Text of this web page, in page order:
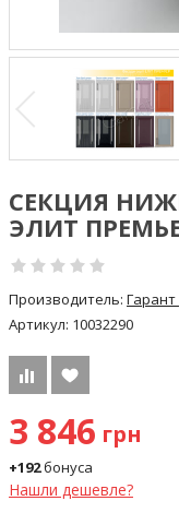
СЕКЦИЯ
ЭЛИТ
Производитель:
Артикул: 10032290
3 846 грн
+192бонуса
Нашли дешевле?